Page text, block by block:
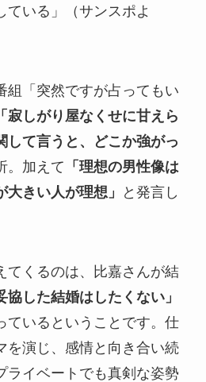
ている」（サンスポよ
組「突然ですが占ってもい
「寂しがり屋なくせに甘えら
して言うと、どこか強がっ
。加えて 「理想の男性像は
きい人が理想」
と発言し
てくるのは、比嘉さんが結
協した結婚はしたくない」
ているということです。仕
を演じ、感情と向き合い続
ライベートでも真剣な姿勢